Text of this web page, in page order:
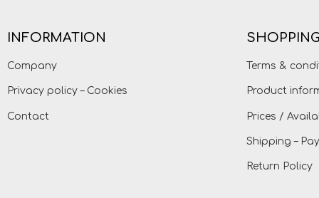
INFORMATION
Company
Privacy policy – Cookies
Contact
Terms &
Product
Prices /
Shipping –
Return Policy